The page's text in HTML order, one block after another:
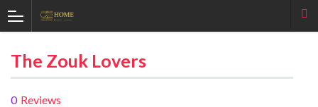
The Zouk Lovers
0 Reviews